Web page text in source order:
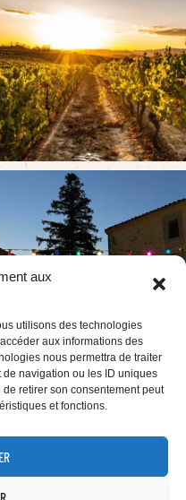
aux
utilisons des technologies
aux informations des
nous permettra de traiter
navigation ou les ID uniques
retirer son consentement peut
et fonctions.